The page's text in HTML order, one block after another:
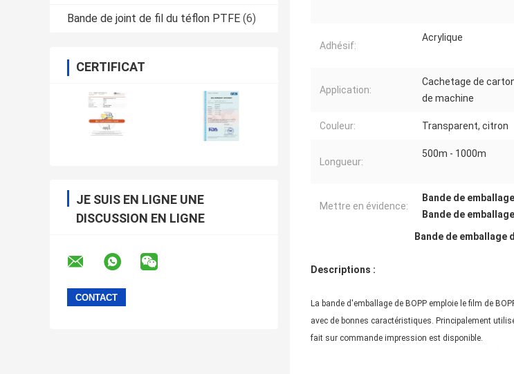
Bande de joint de fil du téflon PTFE (6)
CERTIFICAT
JE SUIS EN LIGNE UNE
DISCUSSION EN LIGNE
Adhésif:
Acrylique
Application:
Cachetage de
de machine
Couleur: Transparent, citron
Longueur:
500m - 1000m
Mettre en évidence:
Bande de
Bande de
Bande de emballage
Descriptions :
La bande d'emballage de BOPP emploie le film de
avec de bonnes caractéristiques. Principalement
fait sur commande impression est disponible.